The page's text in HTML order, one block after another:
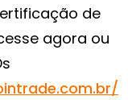
de
agora ou